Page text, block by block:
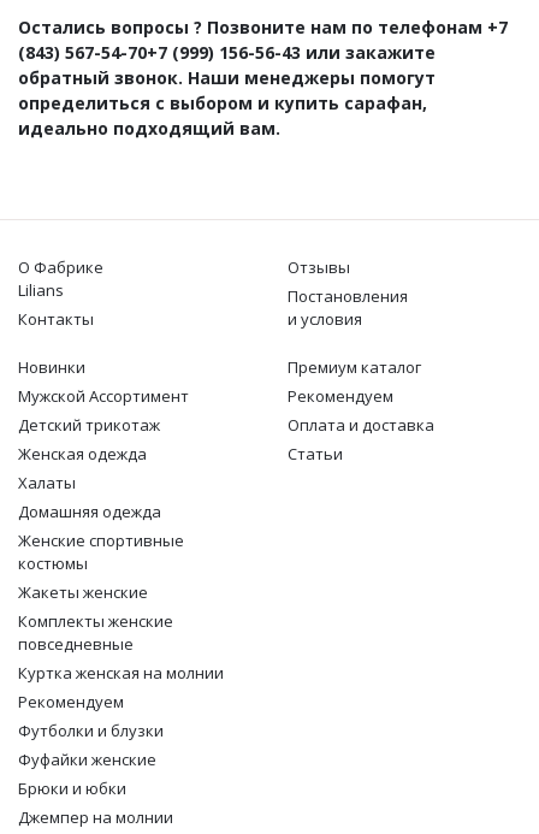
Остались вопросы ? Позвоните нам по телефонам +7
(843) 567-54-70+7 (999) 156-56-43 или закажите
обратный звонок. Наши менеджеры помогут
определиться с выбором и купить сарафан,
идеально подходящий вам.
О Фабрике
Lilians
Контакты
Отзывы
Постановления
и условия
Новинки
Мужской Ассортимент
Детcкий трикотаж
Женская одежда
Халаты
Домашняя одежда
Женские спортивные
костюмы
Жакеты женские
Комплекты женские
повседневные
Куртка женская на молнии
Рекомендуем
Футболки и блузки
Фуфайки женские
Брюки и юбки
Джемпер на молнии
Премиум каталог
Рекомендуем
Оплата и доставка
Статьи